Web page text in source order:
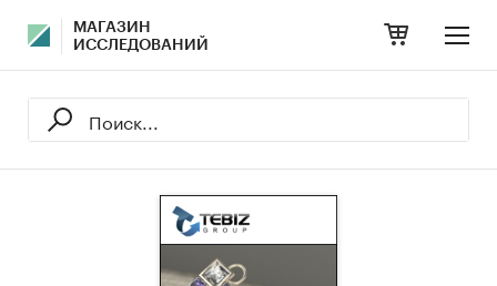
МАГАЗИН
ИССЛЕДОВАНИЙ